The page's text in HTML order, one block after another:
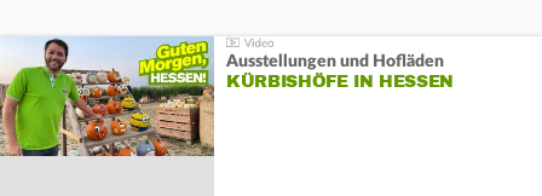
Ausstellungen und Hofläden
KÜRBISHÖFE IN HESSEN